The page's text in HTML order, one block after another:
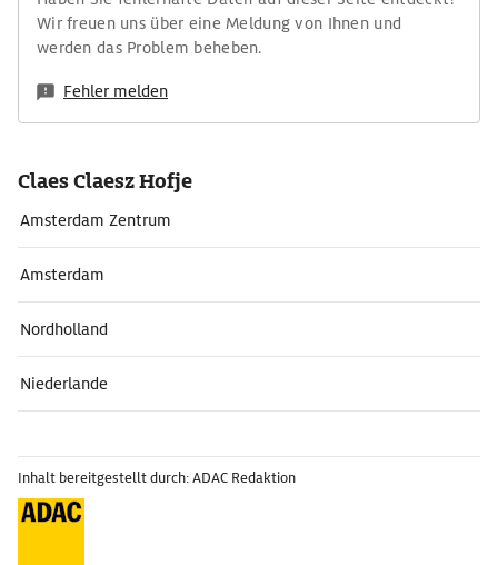
Wir freuen uns über eine Meldung von Ihnen und
werden das Problem beheben.
Fehler melden
Claes Claesz Hofje
Amsterdam Zentrum
Amsterdam
Nordholland
Niederlande
Inhalt bereitgestellt durch: ADAC Redaktion